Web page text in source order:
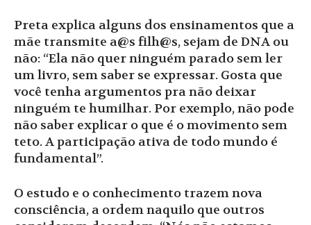
Preta explica alguns dos ensinamentos que a
mãe transmite a@s filh@s, sejam de DNA ou
não: “Ela não quer ninguém parado sem ler
um livro, sem saber se expressar. Gosta que
você tenha argumentos pra não deixar
ninguém te humilhar. Por exemplo, não pode
não saber explicar o que é o movimento sem
teto. A participação ativa de todo mundo é
fundamental”.
O estudo e o conhecimento trazem nova
consciência, a ordem naquilo que outros